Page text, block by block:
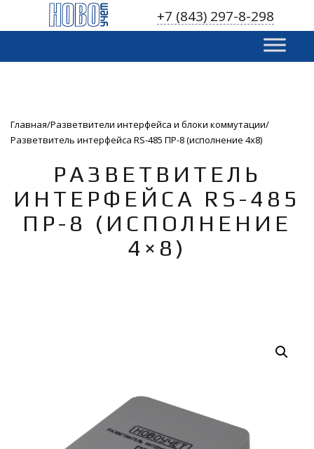
+7 (843) 297-8-298
Главная Разветвители интерфейса и блоки коммутации
Разветвитель интерфейса RS-485 ПР-8 (исполнение 4x8)
РАЗВЕТВИТЕЛЬ
ИНТЕРФЕЙСА RS-485
ПР-8 (ИСПОЛНЕНИЕ
4×8)